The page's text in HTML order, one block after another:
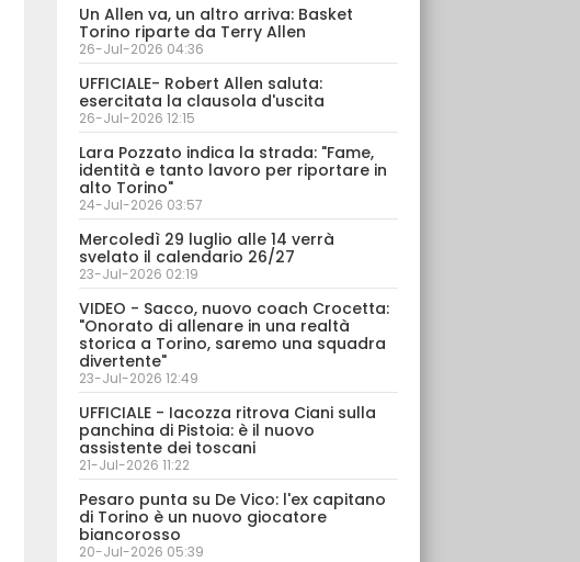
Un Allen va, un altro arriva: Basket
Torino riparte da Terry Allen
26-Jul-2026 04:36
UFFICIALE- Robert Allen saluta:
esercitata la clausola d'uscita
26-Jul-2026 12:15
Lara Pozzato indica la strada: "Fame,
identità e tanto lavoro per riportare in
alto Torino"
24-Jul-2026 03:57
Mercoledì 29 luglio alle 14 verrà
svelato il calendario 26/27
23-Jul-2026 02:19
VIDEO - Sacco, nuovo coach Crocetta:
"Onorato di allenare in una realtà
storica a Torino, saremo una squadra
divertente"
23-Jul-2026 12:49
UFFICIALE - Iacozza ritrova Ciani sulla
panchina di Pistoia: è il nuovo
assistente dei toscani
21-Jul-2026 11:22
Pesaro punta su De Vico: l'ex capitano
di Torino è un nuovo giocatore
biancorosso
20-Jul-2026 05:39